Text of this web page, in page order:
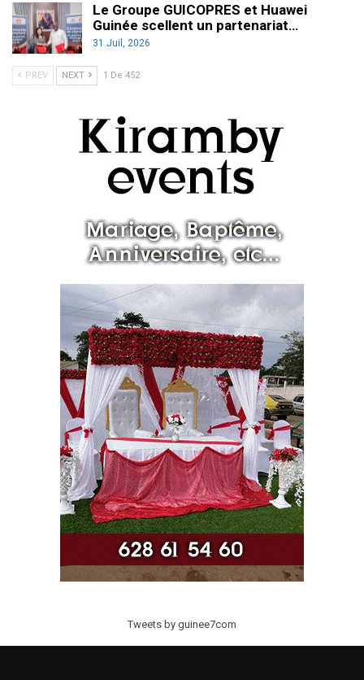
Le Groupe GUICOPRES et Huawei
Guinée scellent un partenariat…
31 Juil, 2026
PREV NEXT 1 De 452
Tweets by guinee7com